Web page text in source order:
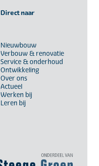
Direct naar
Nieuwbouw
Verbouw & renovatie
Service & onderhoud
Ontwikkeling
Over ons
Actueel
Werken bij
Leren bij